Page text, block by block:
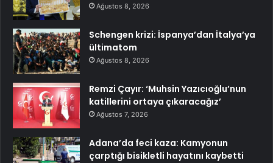
Ağustos 8, 2026
Schengen krizi: İspanya’dan İtalya’ya
ültimatom
Ağustos 8, 2026
Remzi Çayır: ‘Muhsin Yazıcıoğlu’nun
katillerini ortaya çıkaracağız’
Ağustos 7, 2026
Adana’da feci kaza: Kamyonun
çarptığı bisikletli hayatını kaybetti